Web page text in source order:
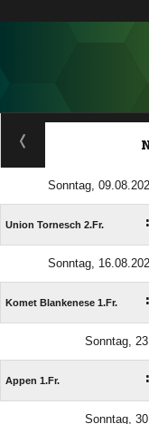
Sonntag,
Union Tornesch 2.Fr. :
Sonntag,
Komet Blankenese 1.Fr. :
Sonntag,
Appen 1.Fr. :
Sonntag,